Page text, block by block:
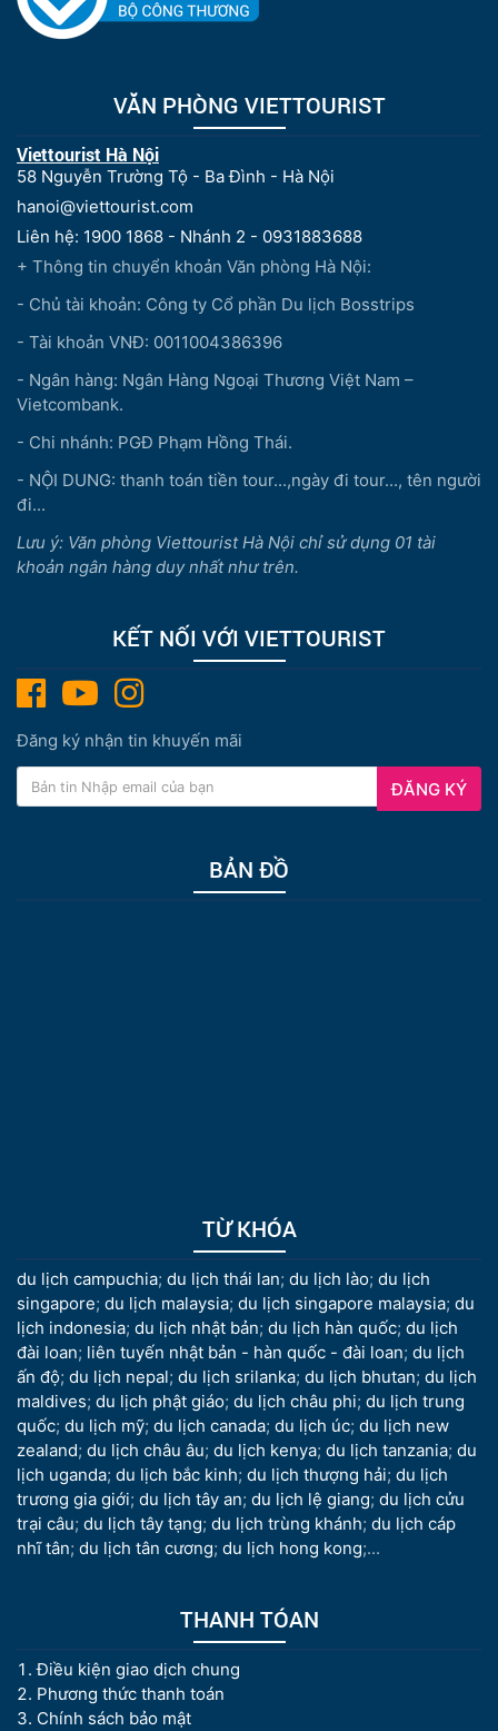
VĂN PHÒNG VIETTOURIST
Viettourist Hà Nội
58 Nguyễn Trường Tộ - Ba Đình - Hà Nội
hanoi@viettourist.com
Liên hệ: 1900 1868 - Nhánh 2 - 0931883688
+ Thông tin chuyển khoản Văn phòng Hà Nội:
- Chủ tài khoản: Công ty Cổ phần Du lịch Bosstrips
- Tài khoản VNĐ: 0011004386396
- Ngân hàng: Ngân Hàng Ngoại Thương Việt Nam –
Vietcombank.
- Chi nhánh: PGĐ Phạm Hồng Thái.
- NỘI DUNG: thanh toán tiền tour...,ngày đi tour..., tên người
đi...
Lưu ý: Văn phòng Viettourist Hà Nội chỉ sử dụng 01 tài
khoản ngân hàng duy nhất như trên.
KẾT NỐI VỚI VIETTOURIST
Đăng ký nhận tin khuyến mãi
ĐĂNG KÝ
BẢN ĐỒ
TỪ KHÓA
du lịch campuchia; du lịch thái lan; du lịch lào; du lịch
singapore; du lịch malaysia; du lịch singapore malaysia; du
lịch indonesia; du lịch nhật bản; du lịch hàn quốc; du lịch
đài loan; liên tuyến nhật bản - hàn quốc - đài loan; du lịch
ấn độ; du lịch nepal; du lịch srilanka; du lịch bhutan; du lịch
maldives; du lịch phật giáo; du lịch châu phi; du lịch trung
quốc; du lịch mỹ; du lịch canada; du lịch úc; du lịch new
zealand; du lịch châu âu; du lịch kenya; du lịch tanzania; du
lịch uganda; du lịch bắc kinh; du lịch thượng hải; du lịch
trương gia giới; du lịch tây an; du lịch lệ giang; du lịch cửu
trại câu; du lịch tây tạng; du lịch trùng khánh; du lịch cáp
nhĩ tân; du lịch tân cương; du lịch hong kong;...
THANH TÓAN
Điều kiện giao dịch chung
Phương thức thanh toán
Chính sách bảo mật